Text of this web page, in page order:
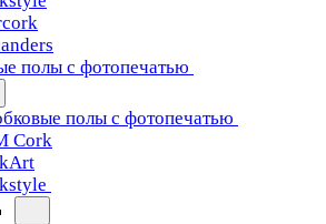
полы с фотопечатью
полы с фотопечатью
Cork